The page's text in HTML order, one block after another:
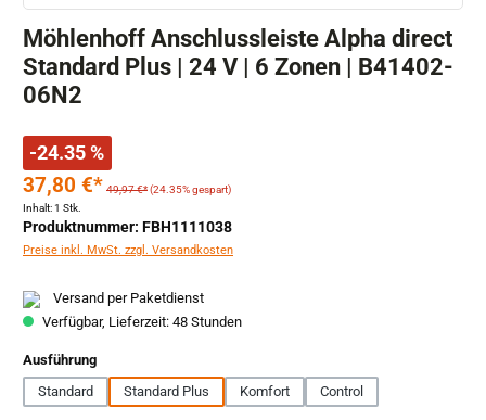
Möhlenhoff Anschlussleiste Alpha direct
Standard Plus | 24 V | 6 Zonen | B41402-
06N2
-24.35 %
37,80 €* 49,97 €*(24.35% gespart)
Inhalt:1 Stk.
Produktnummer: FBH1111038
Preise inkl. MwSt. zzgl. Versandkosten
Versand per Paketdienst
Verfügbar, Lieferzeit: 48 Stunden
Ausführungauswählen
Standard
Standard Plus Komfort Control